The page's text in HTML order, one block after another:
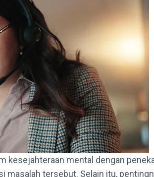
kesejahteraan mental dengan
tersebut. Selain itu,